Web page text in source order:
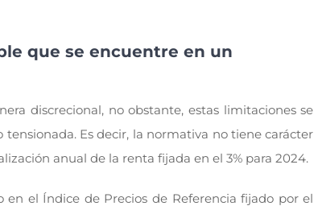
que se encuentre en un
discrecional, no obstante, estas limitaciones se
Es decir, la normativa no tiene carácter
anual de la renta fijada en el 3% para 2024.
el Índice de Precios de Referencia fijado por el